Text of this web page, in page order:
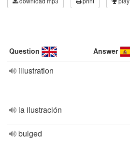
Question Answer
illustration
la ilustración
bulged